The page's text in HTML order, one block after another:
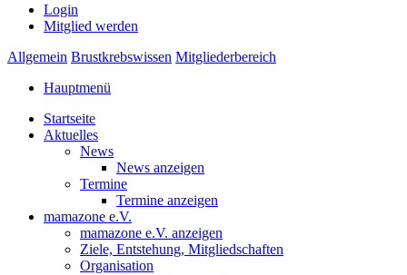
Login
Mitglied werden
Allgemein Brustkrebswissen Mitgliederbereich
Hauptmenü
Startseite
Aktuelles
News
News anzeigen
Termine
Termine anzeigen
mamazone e.V.
mamazone e.V. anzeigen
Ziele, Entstehung, Mitgliedschaften
Organisation